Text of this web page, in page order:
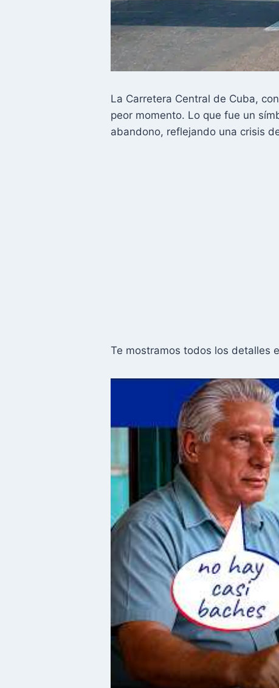
La Carretera Central de Cuba,
peor momento. Lo que fue un
abandono, reflejando una crisis
Te mostramos todos los detalles